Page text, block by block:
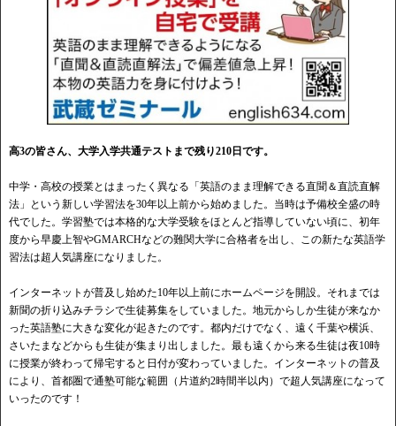
高3の皆さん、大学入学共通テストまで残り210日です。
中学・高校の授業とはまったく異なる「英語のまま理解できる直聞＆直読直解
法」という新しい学習法を30年以上前から始めました。当時は予備校全盛の時
代でした。学習塾では本格的な大学受験をほとんど指導していない頃に、初年
度から早慶上智やGMARCHなどの難関大学に合格者を出し、この新たな英語学
習法は超人気講座になりました。
インターネットが普及し始めた10年以上前にホームページを開設。それまでは
新聞の折り込みチラシで生徒募集をしていました。地元からしか生徒が来なか
った英語塾に大きな変化が起きたのです。都内だけでなく、遠く千葉や横浜、
さいたまなどからも生徒が集まり出しました。最も遠くから来る生徒は夜10時
に授業が終わって帰宅すると日付が変わっていました。インターネットの普及
により、首都圏で通塾可能な範囲（片道約2時間半以内）で超人気講座になって
いったのです！